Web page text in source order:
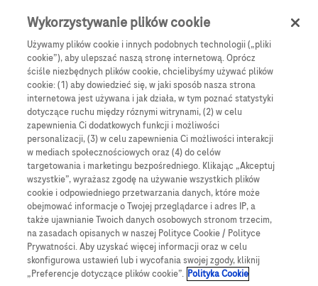
Skip to main content Menu
Products Articles
We are sorry, but no results were found for:
Globalne Strony Internetowe
Global Roche
Platforma Accu-Chek Care
Global Roche Diabetologia
Wykorzystywanie plików cookie
Używamy plików cookie i innych podobnych technologii („pliki
cookie”), aby ulepszać naszą stronę internetową. Oprócz
ściśle niezbędnych plików cookie, chcielibyśmy używać plików
cookie: (1) aby dowiedzieć się, w jaki sposób nasza strona
internetowa jest używana i jak działa, w tym poznać statystyki
dotyczące ruchu między róznymi witrynami, (2) w celu
zapewnienia Ci dodatkowych funkcji i możliwości
personalizacji, (3) w celu zapewnienia Ci możliwości interakcji
w mediach społecznościowych oraz (4) do celów
targetowania i marketingu bezpośredniego. Klikając „Akceptuj
wszystkie”, wyrażasz zgodę na używanie wszystkich plików
cookie i odpowiedniego przetwarzania danych, które może
obejmować informacje o Twojej przeglądarce i adres IP, a
także ujawnianie Twoich danych osobowych stronom trzecim,
na zasadach opisanych w naszej Polityce Cookie / Polityce
Prywatności. Aby uzyskać więcej informacji oraz w celu
skonfigurowa ustawień lub i wycofania swojej zgody, kliknij
„Preferencje dotyczące plików cookie”. Polityka Cookie